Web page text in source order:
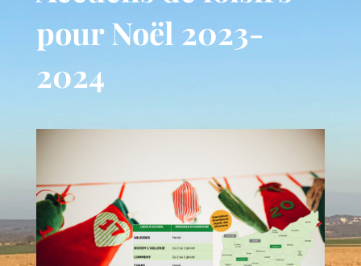
pour Noël 2023-
2024